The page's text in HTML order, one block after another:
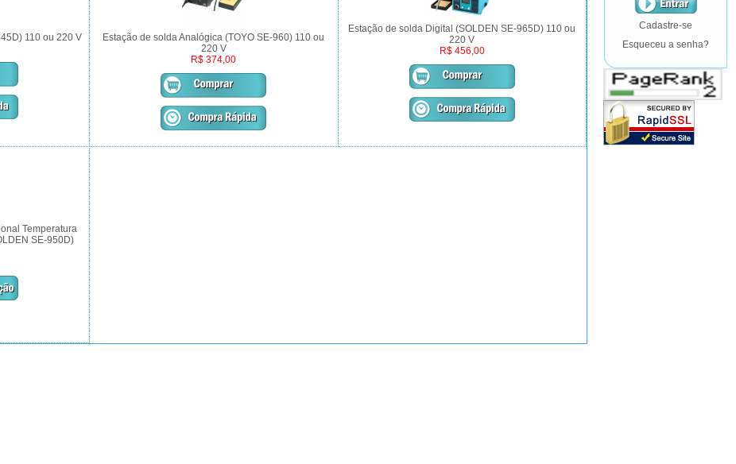
110 ou 220 V
Estação de solda Analógica (TOYO SE-960) 110 ou
220 V
R$ 374,00
Estação de solda Digital (SOLDEN SE-965D) 110 ou
220 V
R$ 456,00
Temperatura
SE-950D)
Cadastre-se
Esqueceu a senha?